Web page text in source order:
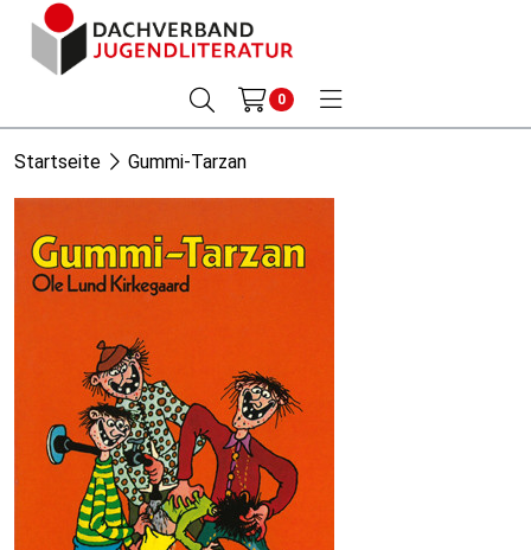
0
Startseite Gummi-Tarzan